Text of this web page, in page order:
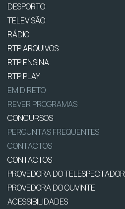
DESPORTO
TELEVISÃO
RÁDIO
RTP ARQUIVOS
RTP ENSINA
RTP PLAY
EM DIRETO
REVER PROGRAMAS
CONCURSOS
PERGUNTAS FREQUENTES
CONTACTOS
CONTACTOS
PROVEDORA DO TELESPECTADOR
PROVEDORA DO OUVINTE
ACESSIBILIDADES